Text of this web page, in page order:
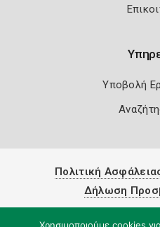
Υποβολή
Πολιτική
Δήλωση